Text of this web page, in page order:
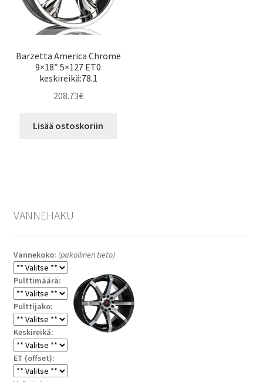
Barzetta America Chrome
9×18″ 5×127 ET0
keskireikä:78.1
208.73€
Lisää ostoskoriin
VANNEHAKU
Vannekoko: (pakollinen tieto)
Pulttimäärä:
Pulttijako:
Keskireikä:
ET (offset):